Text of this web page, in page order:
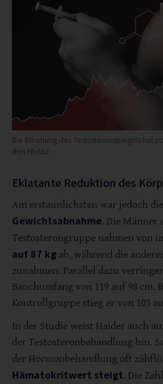
Die Erhöhung des Testosteronspiegels hat
den HbA1c.
Eklatante Reduktion des
Am erstaunlichsten war jedoch die
Gewichtsabnahme. Die Männer
Testosterongruppe nahmen von
auf 87 kg ab, während die
zunahmen. Parallel dazu
Bauchumfang von 119 auf 98 cm.
Kontrollgruppe stieg er von 103
In der Studie weist Haider auch
der Testosteronbehandlung hin.
der Hormonbehandlung oft
Hämatokritwert steigt. Die